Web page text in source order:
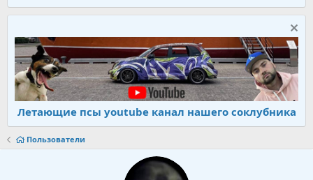
Летающие псы youtube канал нашего соклубника
Пользователи